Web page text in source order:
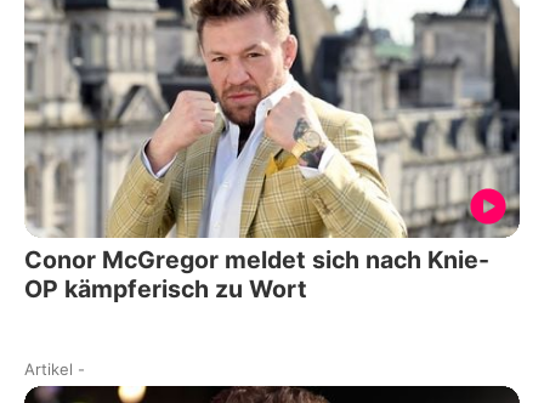
Conor McGregor meldet sich nach Knie-
OP kämpferisch zu Wort
Artikel -